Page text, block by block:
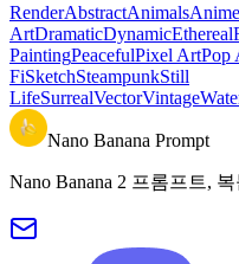
RenderAbstractAnimalsAnime
ArtDramaticDynamicEthereal
PaintingPeacefulPixel ArtPop
FiSketchSteampunkStill
LifeSurrealVectorVintage
Nano Banana Prompt
Nano Banana 2 프롬프트,